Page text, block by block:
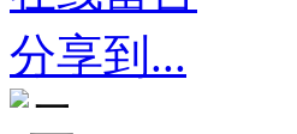
分享到...